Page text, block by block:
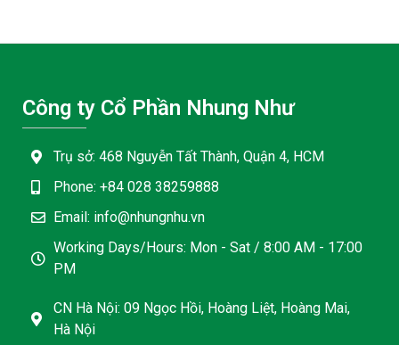
Công ty Cổ Phần Nhung Như
Trụ sở: 468 Nguyễn Tất Thành, Quận 4, HCM
Phone: +84 028 38259888
Email: info@nhungnhu.vn
Working Days/Hours: Mon - Sat / 8:00 AM - 17:00
PM
CN Hà Nội: 09 Ngọc Hồi, Hoàng Liệt, Hoàng Mai,
Hà Nội